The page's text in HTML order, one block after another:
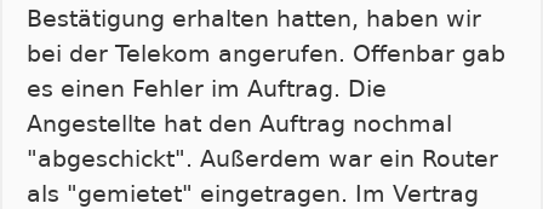
Bestätigung erhalten hatten, haben wir
bei der Telekom angerufen. Offenbar gab
es einen Fehler im Auftrag. Die
Angestellte hat den Auftrag nochmal
"abgeschickt". Außerdem war ein Router
als "gemietet" eingetragen. Im Vertrag